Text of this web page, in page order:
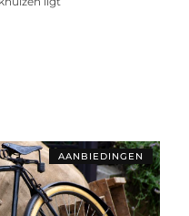
AANBIEDINGEN